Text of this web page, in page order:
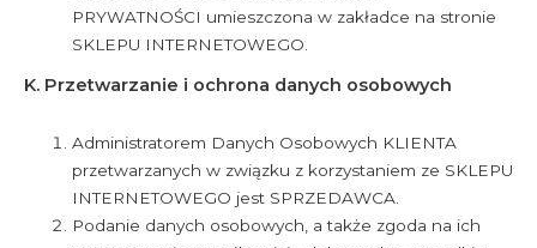
PRYWATNOŚCI umieszczona w zakładce na stronie
SKLEPU INTERNETOWEGO.
K. Przetwarzanie i ochrona danych osobowych
Administratorem Danych Osobowych KLIENTA
przetwarzanych w związku z korzystaniem ze SKLEPU
INTERNETOWEGO jest SPRZEDAWCA.
Podanie danych osobowych, a także zgoda na ich